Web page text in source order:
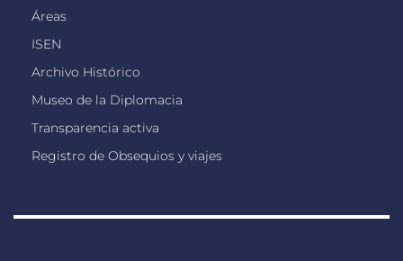
Áreas
ISEN
Archivo Histórico
Museo de la Diplomacia
Transparencia activa
Registro de Obsequios y viajes